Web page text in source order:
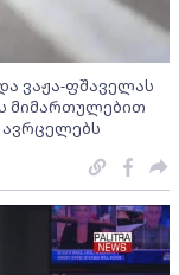
ვაჟა-ფშაველას
მიმართულებით
ავრცელებს